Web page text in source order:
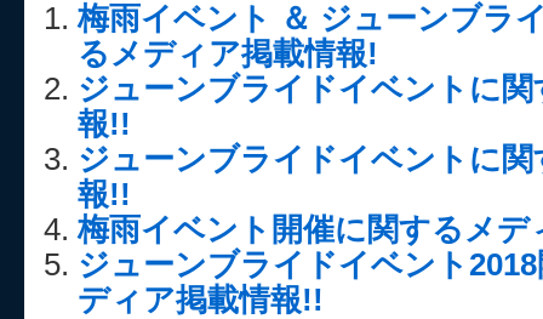
梅雨イベント ＆ ジューンブラ
るメディア掲載情報!
ジューンブライドイベントに
報!!
ジューンブライドイベントに
報!!
梅雨イベント開催に関するメデ
ジューンブライドイベント
ディア掲載情報!!